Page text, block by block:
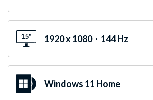
15" 1920 x 1080 · 144 Hz
Windows 11 Home